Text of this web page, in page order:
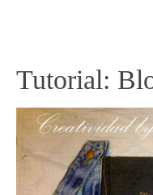
Tutorial: